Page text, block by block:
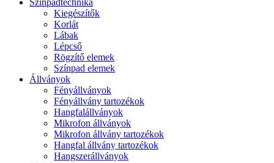
Színpadtechnika
Kiegészítők
Korlát
Lábak
Lépcső
Rögzítő elemek
Színpad elemek
Állványok
Fényállványok
Fényállvány tartozékok
Hangfalállványok
Mikrofon állványok
Mikrofon állvány tartozékok
Hangfal állvány tartozékok
Hangszerállványok